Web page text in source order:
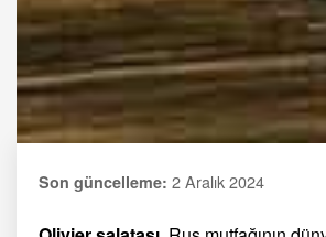
Son güncelleme: 2 Aralık 2024